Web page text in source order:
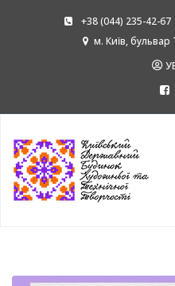
+38 (044) 235-42-67
м. Київ,